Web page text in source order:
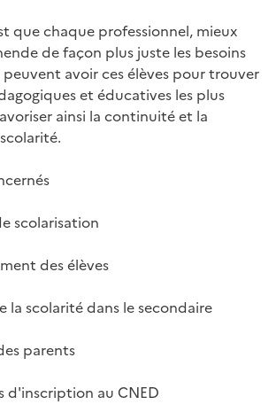
que chaque professionnel, mieux
de façon plus juste les besoins
avoir ces élèves pour trouver
et éducatives les plus
ainsi la continuité et la
scolarisation
des élèves
la scolarité dans le secondaire
parents
d'inscription au CNED